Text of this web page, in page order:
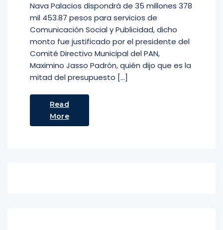
Nava Palacios dispondrá de 35 millones 378
mil 453.87 pesos para servicios de
Comunicación Social y Publicidad, dicho
monto fue justificado por el presidente del
Comité Directivo Municipal del PAN,
Maximino Jasso Padrón, quién dijo que es la
mitad del presupuesto […]
Read
More